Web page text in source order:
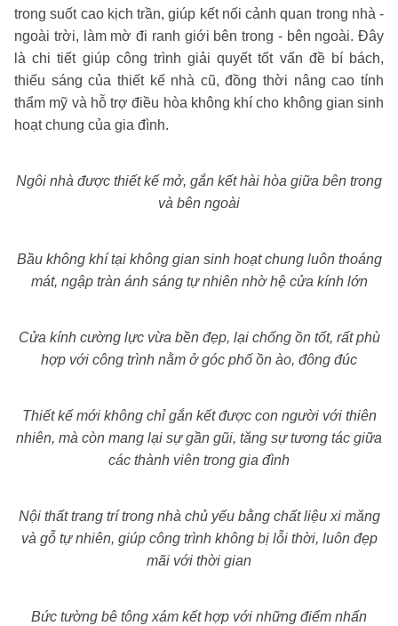
trong suốt cao kịch trần, giúp kết nối cảnh quan trong nhà -
ngoài trời, làm mờ đi ranh giới bên trong - bên ngoài. Đây
là chi tiết giúp công trình giải quyết tốt vấn đề bí bách,
thiếu sáng của thiết kế nhà cũ, đồng thời nâng cao tính
thẩm mỹ và hỗ trợ điều hòa không khí cho không gian sinh
hoạt chung của gia đình.
Ngôi nhà được thiết kế mở, gắn kết hài hòa giữa bên trong
và bên ngoài
Bầu không khí tại không gian sinh hoạt chung luôn thoáng
mát, ngập tràn ánh sáng tự nhiên nhờ hệ cửa kính lớn
Cửa kính cường lực vừa bền đẹp, lại chống ồn tốt, rất phù
hợp với công trình nằm ở góc phố ồn ào, đông đúc
Thiết kế mới không chỉ gắn kết được con người với thiên
nhiên, mà còn mang lại sự gần gũi, tăng sự tương tác giữa
các thành viên trong gia đình
Nội thất trang trí trong nhà chủ yếu bằng chất liệu xi măng
và gỗ tự nhiên, giúp công trình không bị lỗi thời, luôn đẹp
mãi với thời gian
Bức tường bê tông xám kết hợp với những điểm nhấn